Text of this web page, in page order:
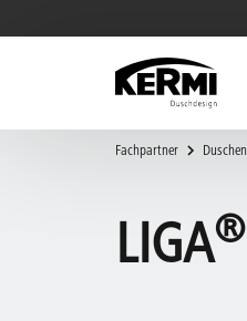
Fachpartner Duschen
LIGA®